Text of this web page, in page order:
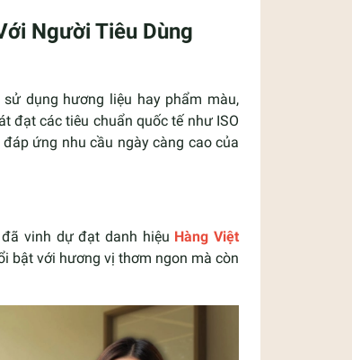
Người Tiêu Dùng
sử dụng hương liệu hay phẩm màu,
đạt các tiêu chuẩn quốc tế như ISO
ứng nhu cầu ngày càng cao của
vinh dự đạt danh hiệu Hàng Việt
bật với hương vị thơm ngon mà còn